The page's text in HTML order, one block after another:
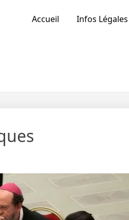
Accueil Infos Légales